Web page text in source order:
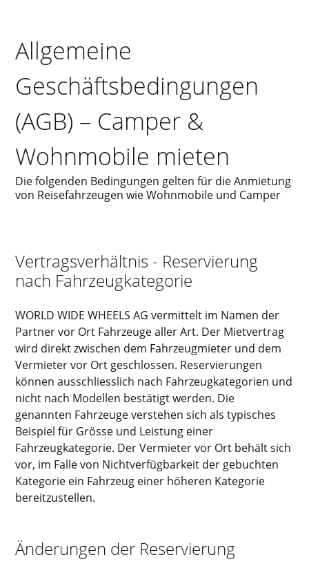
Allgemeine
Geschäftsbedingungen
(AGB) – Camper &
Wohnmobile mieten
Die folgenden Bedingungen gelten für die Anmietung
von Reisefahrzeugen wie Wohnmobile und Camper
Vertragsverhältnis - Reservierung
nach Fahrzeugkategorie
WORLD WIDE WHEELS AG vermittelt im Namen der
Partner vor Ort Fahrzeuge aller Art. Der Mietvertrag
wird direkt zwischen dem Fahrzeugmieter und dem
Vermieter vor Ort geschlossen. Reservierungen
können ausschliesslich nach Fahrzeugkategorien und
nicht nach Modellen bestätigt werden. Die
genannten Fahrzeuge verstehen sich als typisches
Beispiel für Grösse und Leistung einer
Fahrzeugkategorie. Der Vermieter vor Ort behält sich
vor, im Falle von Nichtverfügbarkeit der gebuchten
Kategorie ein Fahrzeug einer höheren Kategorie
bereitzustellen.
Änderungen der Reservierung